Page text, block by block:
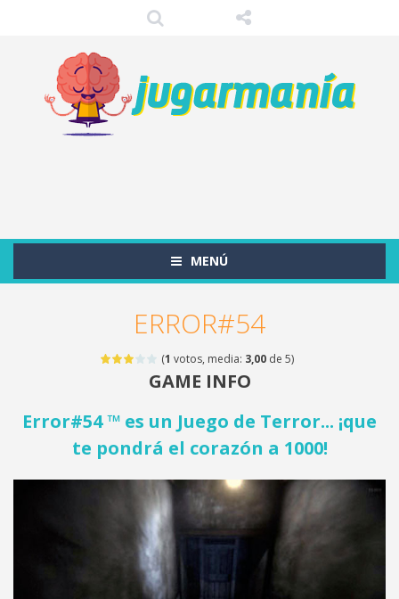
MENÚ
ERROR#54
(1 votos, media: 3,00 de 5)
GAME INFO
Error#54 ™ es un Juego de Terror... ¡que
te pondrá el corazón a 1000!